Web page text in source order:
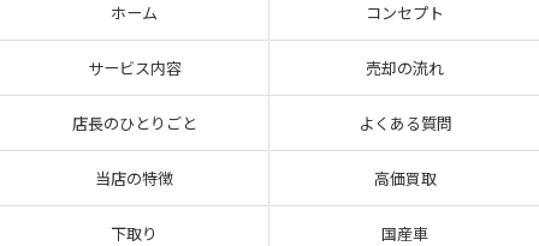
ホーム コンセプト
サービス内容 売却の流れ
店長のひとりごと よくある質問
当店の特徴 高価買取
下取り 国産車